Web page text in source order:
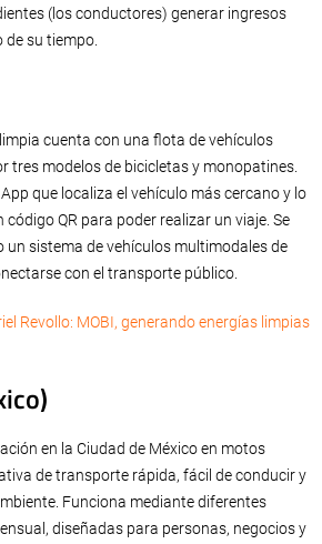
(los conductores) generar ingresos
su tiempo.
cuenta con una flota de vehículos
tres modelos de bicicletas y monopatines.
que localiza el vehículo más cercano y lo
QR para poder realizar un viaje. Se
sistema de vehículos multimodales de
con el transporte público.
Revollo: MOBI, generando energías limpias
en la Ciudad de México en motos
de transporte rápida, fácil de conducir y
Funciona mediante diferentes
diseñadas para personas, negocios y